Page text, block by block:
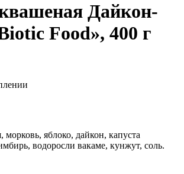
Дайкон-
Food», 400 г
морковь, яблоко, дайкон, капуста
водоросли вакаме, кунжут, соль.